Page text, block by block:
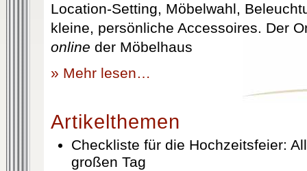
Location-Setting, Möbelwahl,
kleine, persönliche Accessoires. Der
online der Möbelhaus
» Mehr lesen…
Artikelthemen
Checkliste für die Hochzeitsfeier:
großen Tag